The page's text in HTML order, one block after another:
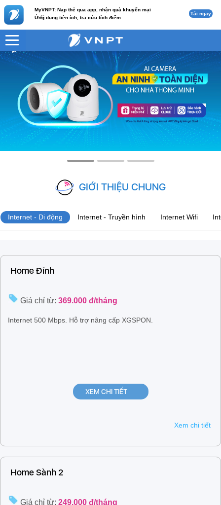
MyVNPT: Nạp thẻ qua app, nhận quà khuyến mại
Ứng dụng tiện ích, tra cứu tích điểm
c Tải ngay
GIỚI THIỆU CHUNG
Internet - Di động Internet - Truyền hình Internet Wifi
Home Đỉnh
Giá chỉ từ: 369.000 đ/tháng
Internet 500 Mbps. Hỗ trợ nâng cấp XGSPON.
XEM CHI TIẾT
Xem chi tiết
Home Sành 2
Giá chỉ từ: 249.000 đ/tháng